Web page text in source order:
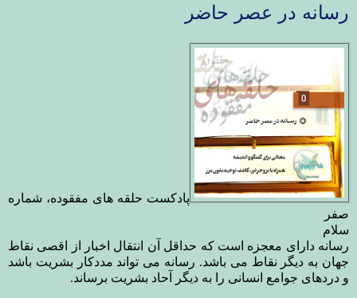
رسانه در عصر حاضر
پادکست حلقه های مفقوده، شماره
صفر
سلام
رسانه دارای معجزه است که حداقل آن انتقال اخبار از اقصی نقاط
جهان به دیگر نقاط می باشد. رسانه می تواند مددکار بشریت باشد
و دردهای جوامع انسانی را به دیگر آحاد بشریت برساند.